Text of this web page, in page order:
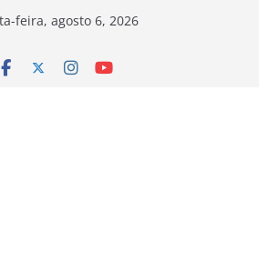
feira, agosto 6, 2026